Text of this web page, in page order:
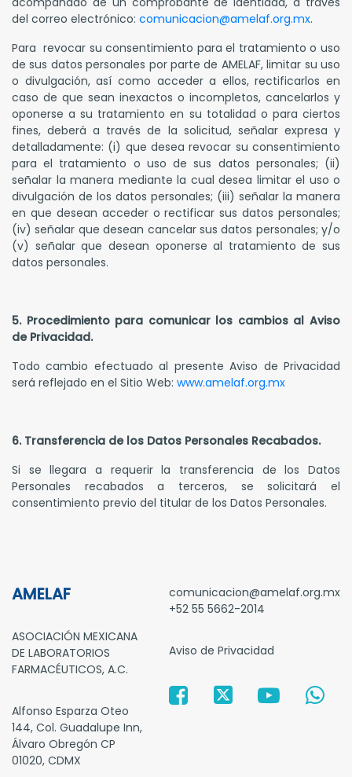
del correo electrónico: comunicacion@amelaf.org.mx.
Para revocar su consentimiento para el tratamiento o uso
de sus datos personales por parte de AMELAF, limitar su uso
o divulgación, así como acceder a ellos, rectificarlos en
caso de que sean inexactos o incompletos, cancelarlos y
oponerse a su tratamiento en su totalidad o para ciertos
fines, deberá a través de la solicitud, señalar expresa y
detalladamente: (i) que desea revocar su consentimiento
para el tratamiento o uso de sus datos personales; (ii)
señalar la manera mediante la cual desea limitar el uso o
divulgación de los datos personales; (iii) señalar la manera
en que desean acceder o rectificar sus datos personales;
(iv) señalar que desean cancelar sus datos personales; y/o
(v) señalar que desean oponerse al tratamiento de sus
datos personales.
5. Procedimiento para comunicar los cambios al Aviso
de Privacidad.
Todo cambio efectuado al presente Aviso de Privacidad
será reflejado en el Sitio Web: www.amelaf.org.mx
6. Transferencia de los Datos Personales Recabados.
Si se llegara a requerir la transferencia de los Datos
Personales recabados a terceros, se solicitará el
consentimiento previo del titular de los Datos Personales.
AMELAF
ASOCIACIÓN MEXICANA
DE LABORATORIOS
FARMACÉUTICOS, A.C.
Alfonso Esparza Oteo
144, Col. Guadalupe Inn,
Álvaro Obregón CP
01020, CDMX
comunicacion@amelaf.org.mx
+52 55 5662-2014
Aviso de Privacidad